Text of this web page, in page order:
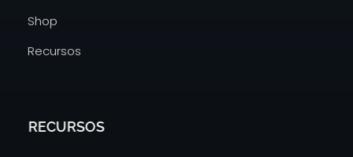
Shop
Recursos
RECURSOS